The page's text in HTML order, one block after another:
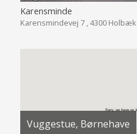
Karensminde
Karensmindevej 7 , 4300 Holbæk
Vuggestue, Børnehave